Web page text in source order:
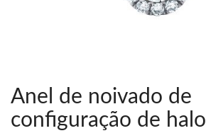
Anel de noivado de
configuração de halo